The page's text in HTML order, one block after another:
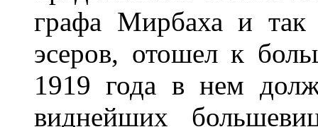
графа Мирбаха и так
эсеров, отошел к
1919 года в нем
виднейших